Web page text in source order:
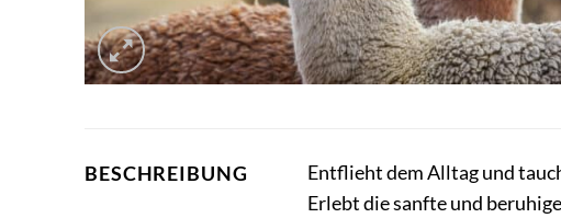
BESCHREIBUNG Entflieht dem Alltag und
Erlebt die sanfte und